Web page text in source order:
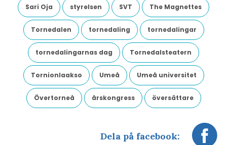
Sari Oja styrelsen SVT The Magnettes
Tornedalen tornedaling tornedalingar
tornedalingarnas dag Tornedalsteatern
Tornionlaakso Umeå Umeå universitet
Övertorneå årskongress översättare
Dela på facebook: